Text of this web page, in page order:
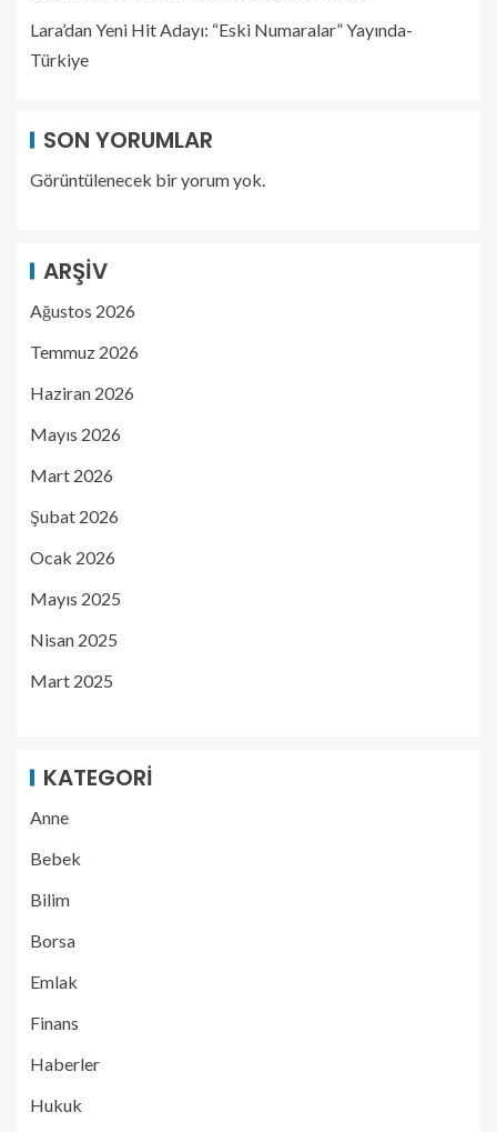
Lara’dan Yeni Hit Adayı: “Eski Numaralar” Yayında-
Türkiye
SON YORUMLAR
Görüntülenecek bir yorum yok.
ARŞIV
Ağustos 2026
Temmuz 2026
Haziran 2026
Mayıs 2026
Mart 2026
Şubat 2026
Ocak 2026
Mayıs 2025
Nisan 2025
Mart 2025
KATEGORI
Anne
Bebek
Bilim
Borsa
Emlak
Finans
Haberler
Hukuk